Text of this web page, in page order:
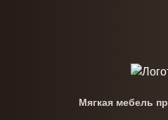
Мягкая мебель